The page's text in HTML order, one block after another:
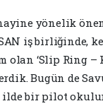
yönelik
iş
‘Slip Ring –
Bugün de
bir pilot